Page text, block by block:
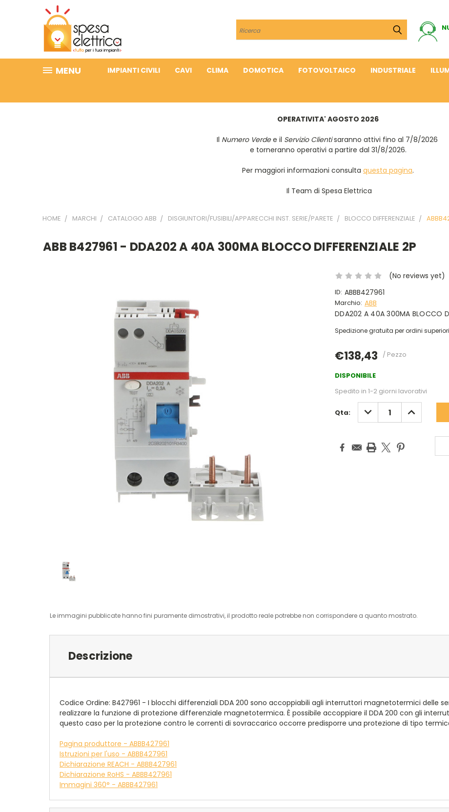
Cerca
MENU IMPIANTI CIVILI CAVI CLIMA DOMOTICA FOTOVOLTAICO INDUSTRIALE
OPERATIVITA' AGOSTO 2026
Il Numero Verdee il Servizio Clientisaranno attivi fino al 7/8/2026
e torneranno operativi a partire dal 31/8/2026.
Per maggiori informazioni consulta questa pagina.
Il Team di Spesa Elettrica
HOME MARCHI CATALOGO ABB DISGIUNTORI/FUSIBILI/APPARECCHI INST. SERIE/PARETE BLOCCO DIFFERENZIALE
ABB B427961 - DDA202 A 40A 300MA BLOCCO DIFFERENZIALE 2P
(No reviews yet)
ID: ABBB427961
Marchio: ABB
DDA202 A 40A 300MA BLOCCO
Spedizione gratuita per ordini
€138,43 / Pezzo
DISPONIBILE
Spedito in 1-2 giorni lavorativi
Qta: DIMINUISCI
QUANTITÀ:
AUMENTA
QUANTITÀ:
Le immagini pubblicate hanno fini puramente dimostrativi, il prodotto reale potrebbe non corrispondere a quanto mostrato.
Descrizione
Codice Ordine: B427961 - I blocchi differenziali DDA 200 sono accoppiabili agli interruttori magnetotermici delle
realizzare la funzione di protezione differenziale magnetotermica. È possibile accoppiare il DDA 200 con gli
questo caso per la protezione contro le correnti di sovraccarico occorre predisporre una protezione di tipo
Pagina produttore - ABBB427961
Istruzioni per l'uso - ABBB427961
Dichiarazione REACH - ABBB427961
Dichiarazione RoHS - ABBB427961
Immagini 360° - ABBB427961